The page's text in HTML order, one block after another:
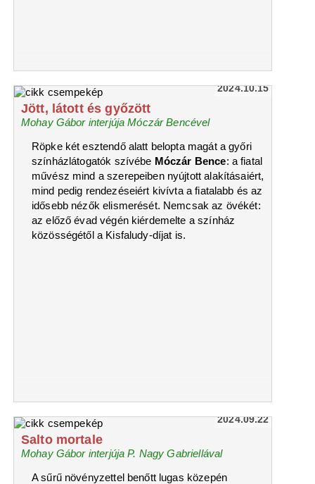
2024.10.15
Jött, látott és győzött
Mohay Gábor interjúja Móczár Bencével
Röpke két esztendő alatt belopta magát a győri
színházlátogatók szívébe Móczár Bence: a fiatal
művész mind a szerepeiben nyújtott alakításaiért,
mind pedig rendezéseiért kivívta a fiatalabb és az
idősebb nézők elismerését. Nemcsak az övékét:
az előző évad végén kiérdemelte a színház
közösségétől a Kisfaludy-díjat is.
2024.09.22
Salto mortale
Mohay Gábor interjúja P. Nagy Gabriellával
A sűrű növényzettel benőtt lugas közepén